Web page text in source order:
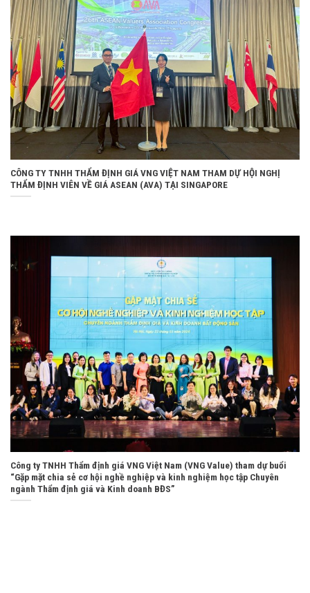
CÔNG TY TNHH THẨM ĐỊNH GIÁ VNG VIỆT NAM THAM DỰ HỘI NGHỊ
THẨM ĐỊNH VIÊN VỀ GIÁ ASEAN (AVA) TẠI SINGAPORE
Công ty TNHH Thẩm định giá VNG Việt Nam (VNG Value) tham dự buổi
“Gặp mặt chia sẻ cơ hội nghề nghiệp và kinh nghiệm học tập Chuyên
ngành Thẩm định giá và Kinh doanh BĐS”